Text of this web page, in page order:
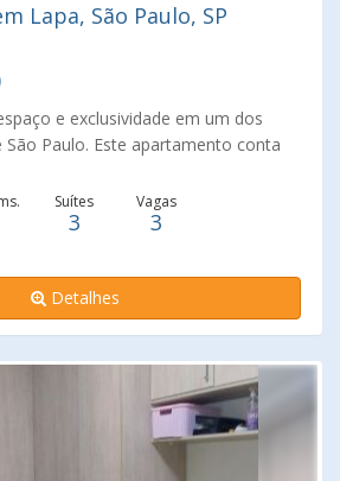
Lapa, São Paulo, SP
e exclusividade em um dos
Paulo. Este apartamento conta
varanda gourmet
amigos e familiares. Para seu
conta com ar condicionado. O
com piscina coberta e aquecida
equipada. Uma oportunidade
qualidade de vida ,estrutura e
e com fácil acesso a
vias importantes. Agende sua vista!
Suítes
3
Vagas
3
Detalhes